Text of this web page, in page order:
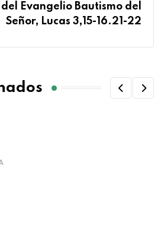
Evangelio Bautismo del
Señor, Lucas 3,15-16.21-22